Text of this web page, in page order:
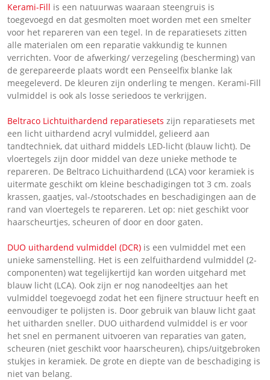
Kerami-Fill is een natuurwas waaraan steengruis is
toegevoegd en dat gesmolten moet worden met een smelter
voor het repareren van een tegel. In de reparatiesets zitten
alle materialen om een reparatie vakkundig te kunnen
verrichten. Voor de afwerking/ verzegeling (bescherming) van
de gerepareerde plaats wordt een Penseelfix blanke lak
meegeleverd. De kleuren zijn onderling te mengen. Kerami-Fill
vulmiddel is ook als losse seriedoos te verkrijgen.
Beltraco Lichtuithardend reparatiesets zijn reparatiesets met
een licht uithardend acryl vulmiddel, gelieerd aan
tandtechniek, dat uithard middels LED-licht (blauw licht). De
vloertegels zijn door middel van deze unieke methode te
repareren. De Beltraco Lichuithardend (LCA) voor keramiek is
uitermate geschikt om kleine beschadigingen tot 3 cm. zoals
krassen, gaatjes, val-/stootschades en beschadigingen aan de
rand van vloertegels te repareren. Let op: niet geschikt voor
haarscheurtjes, scheuren of door en door gaten.
DUO uithardend vulmiddel (DCR) is een vulmiddel met een
unieke samenstelling. Het is een zelfuithardend vulmiddel (2-
componenten) wat tegelijkertijd kan worden uitgehard met
blauw licht (LCA). Ook zijn er nog nanodeeltjes aan het
vulmiddel toegevoegd zodat het een fijnere structuur heeft en
eenvoudiger te polijsten is. Door gebruik van blauw licht gaat
het uitharden sneller. DUO uithardend vulmiddel is er voor
het snel en permanent uitvoeren van reparaties van gaten,
scheuren (niet geschikt voor haarscheuren), chips/uitgebroken
stukjes in keramiek. De grote en diepte van de beschadiging is
niet van belang.